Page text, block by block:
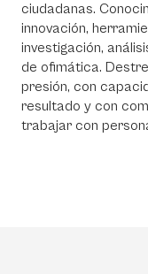
ciudadanas.
innovación,
investigación,
de ofimática.
presión, con
resultado y con
trabajar con